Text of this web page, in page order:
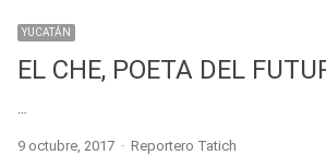
YUCATÁN
EL CHE, POETA DEL
9 octubre, 2017 Author
Reportero Tatich